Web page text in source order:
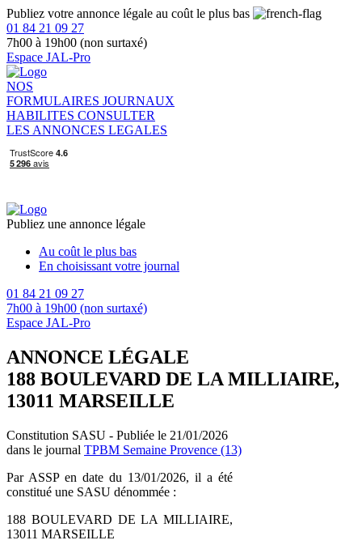
Publiez votre annonce légale au coût le plus bas
01 84 21 09 27
7h00 à 19h00 (non surtaxé)
Espace JAL-Pro
NOS
FORMULAIRES JOURNAUX
HABILITES CONSULTER
LES ANNONCES LEGALES
Publiez une annonce légale
Au coût le plus bas
En choisissant votre journal
01 84 21 09 27
7h00 à 19h00 (non surtaxé)
Espace JAL-Pro
ANNONCE LÉGALE
188 BOULEVARD DE LA MILLIAIRE,
13011 MARSEILLE
Constitution SASU - Publiée le 21/01/2026
dans le journal TPBM Semaine Provence (13)
Par ASSP en date du 13/01/2026, il a été
constitué une SASU dénommée :
188 BOULEVARD DE LA MILLIAIRE,
13011 MARSEILLE